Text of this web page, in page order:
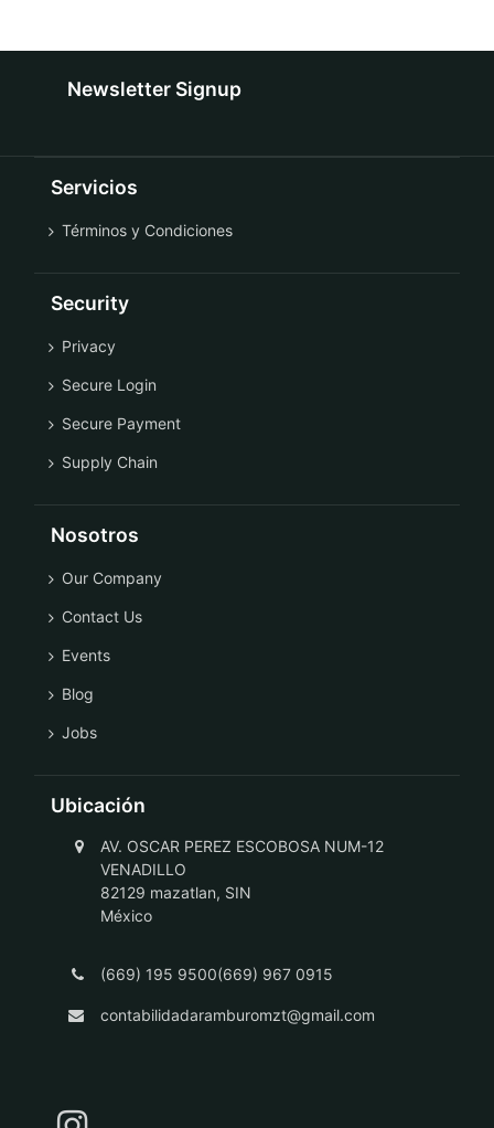
Newsletter Signup
Servicios
Términos y Condiciones
Security
Privacy
Secure Login
Secure Payment
Supply Chain
Nosotros
Our Company
Contact Us
Events
Blog
Jobs
Ubicación
AV. OSCAR PEREZ ESCOBOSA NUM-12
VENADILLO
82129 mazatlan, SIN
México
(669) 195 9500(669) 967 0915
contabilidadaramburomzt@gmail.com